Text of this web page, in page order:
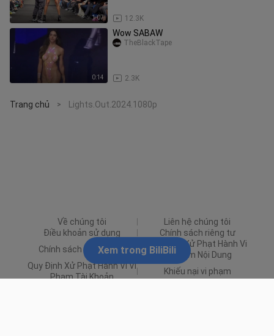
1:07 12.3K
0:14
Wow SABAW
2.3K
TheBlackTape
Trang chủ > Lights.Out.2024.1080p
Về chúng tôi
Liên hệ chúng tôi
Điều khoản sử dụng
Chính sách riêng tư
Chính sách Quảng cáo
Quy Định Xử Phạt Hành Vi
Vi Phạm Nội Dung
Quy Định Xử Phạt Hành Vi Vi
Phạm Tài Khoản
Khiếu nại vi phạm
Xem trong BiliBili